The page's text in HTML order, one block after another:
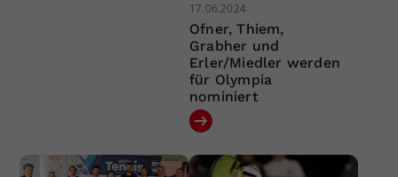
17.06.2024
Ofner, Thiem,
Grabher und
Erler/Miedler werden
für Olympia
nominiert